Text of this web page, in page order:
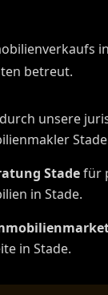
betreut.
durch unsere
Stadefür
in Stade.
in Stade.